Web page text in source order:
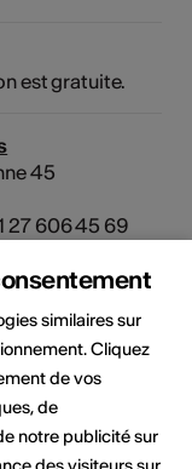
est gratuite.
45
27 606 45 69
similaires sur
Cliquez
de vos
de
notre publicité sur